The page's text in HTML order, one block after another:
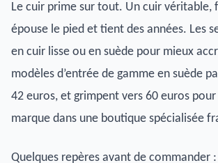
Le cuir prime sur tout. Un cuir véritable,
épouse le pied et tient des années. Les
en cuir lisse ou en suède pour mieux
modèles d’entrée de gamme en suède
42 euros, et grimpent vers 60 euros
marque dans une boutique spécialisée
Quelques repères avant de commander :